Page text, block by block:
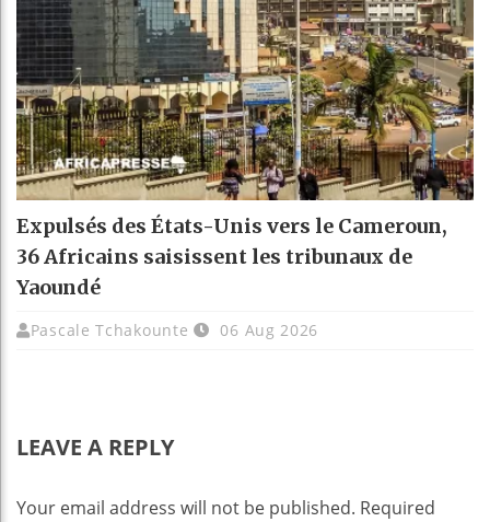
Expulsés des États-Unis vers le Cameroun,
36 Africains saisissent les tribunaux de
Yaoundé
Pascale Tchakounte 06 Aug 2026
LEAVE A REPLY
Your email address will not be published. Required